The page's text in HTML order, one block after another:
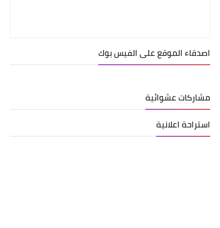
اصدقاء الموقع على الفيس بوك
مشاركات عشوائية
استراحة اعلانية